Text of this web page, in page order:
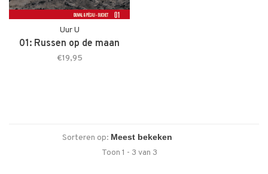
Uur U
01: Russen op de maan
€19,95
Sorteren op:
Toon 1 - 3 van 3